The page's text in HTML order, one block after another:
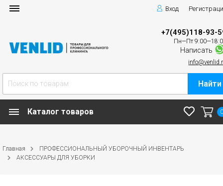
Вход
+7(495)118-93-
Пн—Пт
Написать
Найти
Каталог товаров
Главная
ПРОФЕССИОНАЛЬНЫЙ УБОРОЧНЫЙ ИНВЕНТАРЬ
АКСЕССУАРЫ ДЛЯ УБОРКИ